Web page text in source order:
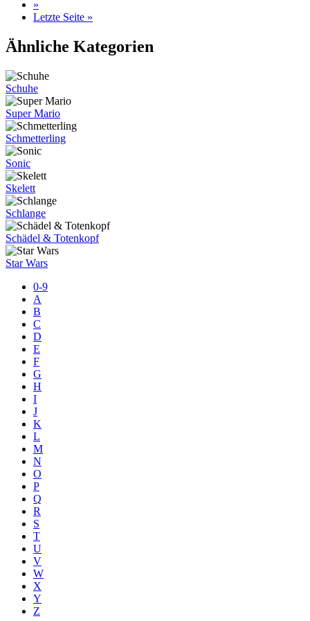
»
Letzte Seite »
Ähnliche Kategorien
Schuhe
Super Mario
Schmetterling
Sonic
Skelett
Schlange
Schädel & Totenkopf
Star Wars
0-9
A
B
C
D
E
F
G
H
I
J
K
L
M
N
O
P
Q
R
S
T
U
V
W
X
Y
Z